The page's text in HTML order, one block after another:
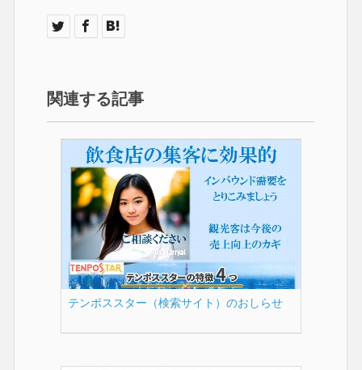
関連する記事
テンポススター（検索サイト）のおしらせ